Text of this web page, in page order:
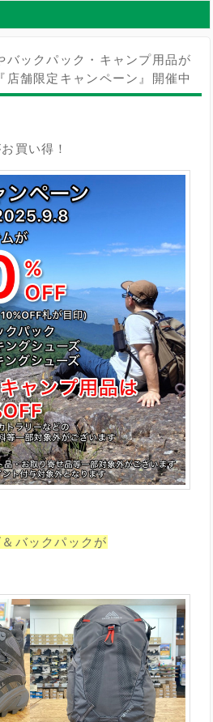
バックパック・キャンプ用品が
舗限定キャンペーン』開催中
買い得！
バックパックが